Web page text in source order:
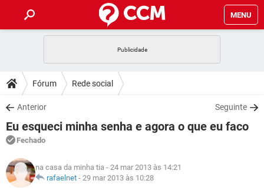
MENU
CELULAR
OUTLOOK
INSTAGRAM GMAIL
GUIA DE COMPRAS
DICAS
JOGOS
OUTLOOK
INSTAGRAM
GUIA DE COMPRAS
DOWNLOADS
JOGOS WHATSAPP
CELULAR
OUTLOOK EXCEL
INSTAGRAM
FÓRUM
JOGOS
CELULAR FACEBOOK
GLOSSÁRIO
JOGOS
Fórum Rede social
Anterior Seguinte
Eu esqueci minha senha e agora o que eu faco
Fechado
na casa da minha tia - 24 mar 2013 às 14:21
rafaelnet - 29 mar 2013 às 10:28